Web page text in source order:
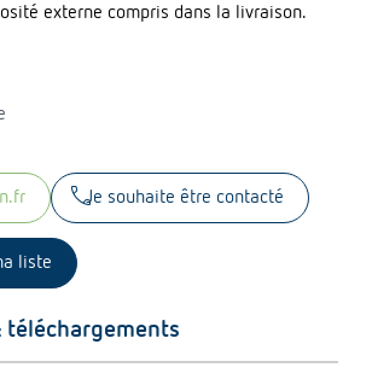
externe compris dans la livraison.
callJe souhaite être contacté
liste
téléchargements